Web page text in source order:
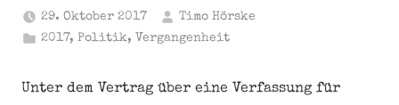
29. Oktober 2017
Timo Hörske
2017,Politik, Vergangenheit
Unter dem Vertrag über eine Verfassung für